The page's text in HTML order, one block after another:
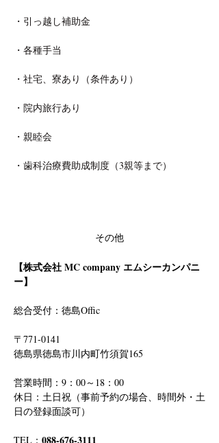
・引っ越し補助金
・各種手当
・社宅、寮あり（条件あり）
・院内旅行あり
・親睦会
・歯科治療費助成制度（3親等まで）
その他
【株式会社 MC company エムシーカンパニ
ー】
総合受付：徳島Offic
〒771-0141
徳島県徳島市川内町竹須賀165
営業時間：9：00～18：00
休日：土日祝（事前予約の場合、時間外・土
日の登録面談可）
TEL： 088-676-3111